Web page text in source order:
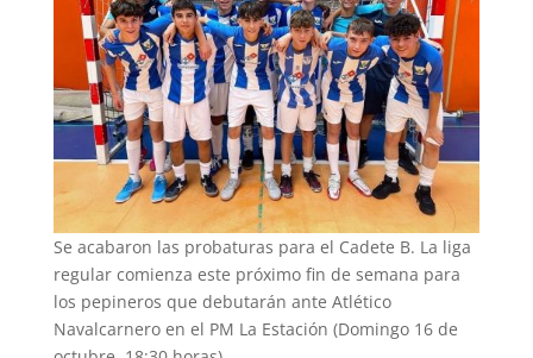
Se acabaron las probaturas para el Cadete B. La liga
regular comienza este próximo fin de semana para
los pepineros que debutarán ante Atlético
Navalcarnero en el PM La Estación (Domingo 16 de